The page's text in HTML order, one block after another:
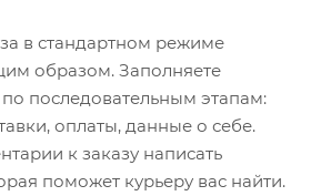
в стандартном режиме
образом. Заполняете
последовательным этапам:
оплаты, данные о себе.
к заказу написать
поможет курьеру вас найти.